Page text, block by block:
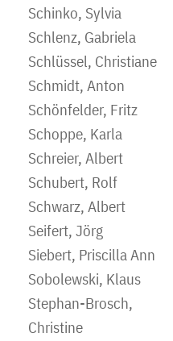
Schinko, Sylvia
Schlenz, Gabriela
Schlüssel, Christiane
Schmidt, Anton
Schönfelder, Fritz
Schoppe, Karla
Schreier, Albert
Schubert, Rolf
Schwarz, Albert
Seifert, Jörg
Siebert, Priscilla Ann
Sobolewski, Klaus
Stephan-Brosch,
Christine